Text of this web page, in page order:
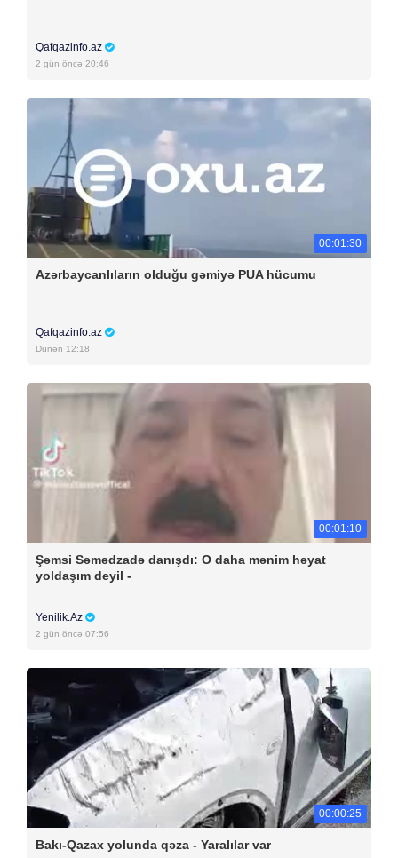
Qafqazinfo.az
2 gün öncə 20:46
00:01:30
Azərbaycanlıların olduğu gəmiyə PUA hücumu
Qafqazinfo.az
Dünən 12:18
00:01:10
Şəmsi Səmədzadə danışdı: O daha mənim həyat
yoldaşım deyil -
Yenilik.Az
2 gün öncə 07:56
00:00:25
Bakı-Qazax yolunda qəza - Yaralılar var